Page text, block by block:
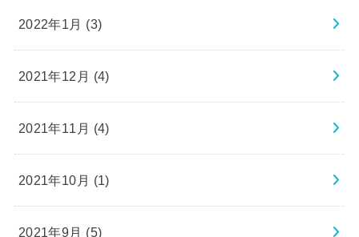
2022年1月 (3)
2021年12月 (4)
2021年11月 (4)
2021年10月 (1)
2021年9月 (5)